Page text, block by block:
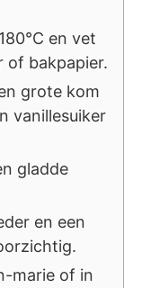
en vet
of bakpapier.
grote kom
vanillesuiker
gladde
en een
marie of in